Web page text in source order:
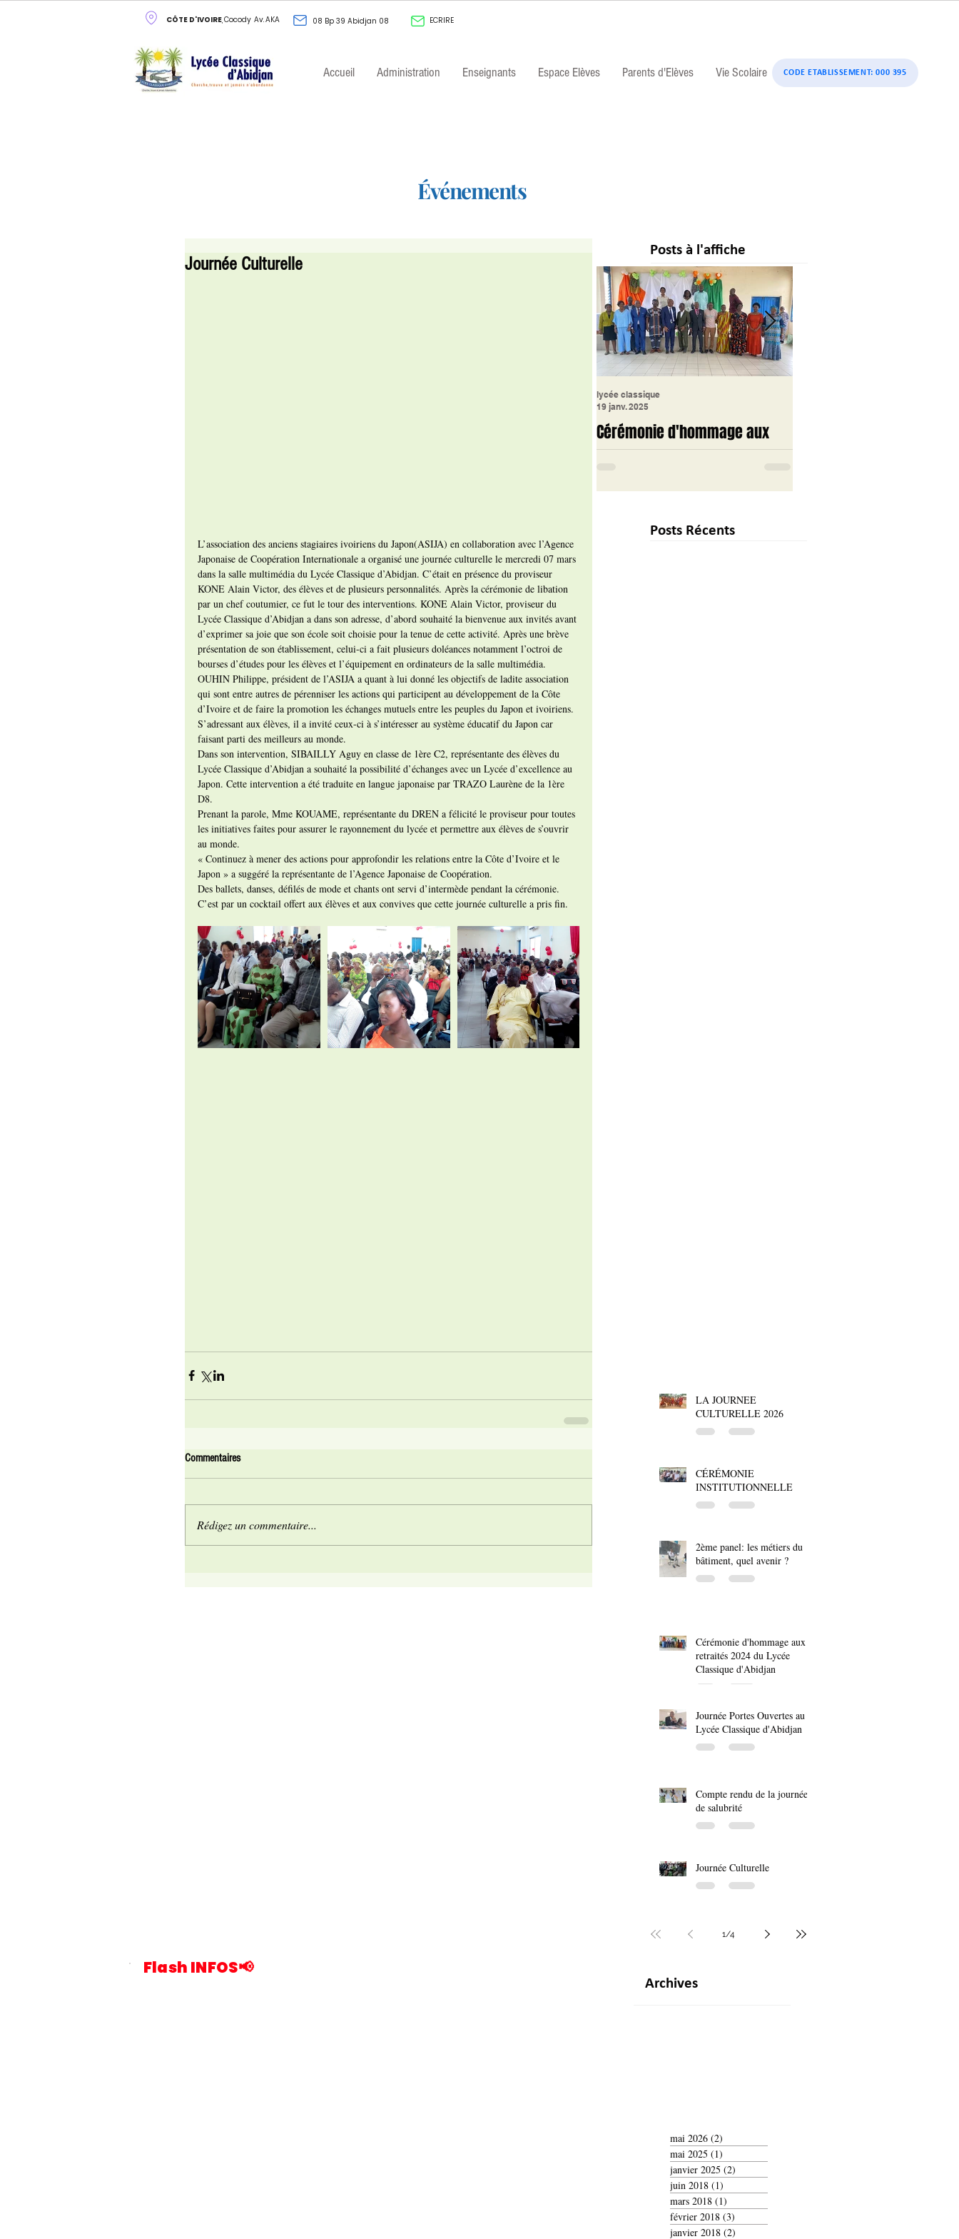
CÔTE D'IVOIRE, Cocody Av. AKA 08 Bp 39 Abidjan 08 ECRIRE
Événements
Journée Culturelle
L’association des anciens stagiaires ivoiriens du Japon(ASIJA) en collaboration avec l’Agence
Japonaise de Coopération Internationale a organisé une journée culturelle le mercredi 07 mars
dans la salle multimédia du Lycée Classique d’Abidjan. C’était en présence du proviseur
KONE Alain Victor, des élèves et de plusieurs personnalités. Après la cérémonie de libation
par un chef coutumier, ce fut le tour des interventions. KONE Alain Victor, proviseur du
Lycée Classique d’Abidjan a dans son adresse, d’abord souhaité la bienvenue aux invités avant
d’exprimer sa joie que son école soit choisie pour la tenue de cette activité. Après une brève
présentation de son établissement, celui-ci a fait plusieurs doléances notamment l’octroi de
bourses d’études pour les élèves et l’équipement en ordinateurs de la salle multimédia.
OUHIN Philippe, président de l’ASIJA a quant à lui donné les objectifs de ladite association
qui sont entre autres de pérenniser les actions qui participent au développement de la Côte
d’Ivoire et de faire la promotion les échanges mutuels entre les peuples du Japon et ivoiriens.
S’adressant aux élèves, il a invité ceux-ci à s’intéresser au système éducatif du Japon car
faisant parti des meilleurs au monde.
Dans son intervention, SIBAILLY Aguy en classe de 1ère C2, représentante des élèves du
Lycée Classique d’Abidjan a souhaité la possibilité d’échanges avec un Lycée d’excellence au
Japon. Cette intervention a été traduite en langue japonaise par TRAZO Laurène de la 1ère
D8.
Prenant la parole, Mme KOUAME, représentante du DREN a félicité le proviseur pour toutes
les initiatives faites pour assurer le rayonnement du lycée et permettre aux élèves de s’ouvrir
au monde.
« Continuez à mener des actions pour approfondir les relations entre la Côte d’Ivoire et le
Japon » a suggéré la représentante de l’Agence Japonaise de Coopération.
Des ballets, danses, défilés de mode et chants ont servi d’intermède pendant la cérémonie.
C’est par un cocktail offert aux élèves et aux convives que cette journée culturelle a pris fin.
Commentaires
Rédigez un commentaire...
Posts à l'affiche
Cérémonie d'hommage aux
retraités 2024 du Lycée
organisé ce vendredi 17 janvier une
cérémonie d'hommage solennelle
lycée classique
19 janv. 2025
Posts Récents
LA JOURNEE
CULTURELLE 2026
CÉRÉMONIE
INSTITUTIONNELLE
2ème panel: les métiers du
bâtiment, quel avenir ?
Cérémonie d'hommage aux
retraités 2024 du Lycée
Classique d'Abidjan
Journée Portes Ouvertes au
Lycée Classique d'Abidjan
Compte rendu de la journée
de salubrité
Journée Culturelle
1/4
Archives
mai 2026 (2)
mai 2025 (1)
janvier 2025 (2)
juin 2018 (1)
mars 2018 (1)
février 2018 (3)
janvier 2018 (2)
Accueil Administration Enseignants Espace Elèves Parents d'Elèves Vie Scolaire CODE ETABLISSEMENT: 000 395
Flash INFOS📢